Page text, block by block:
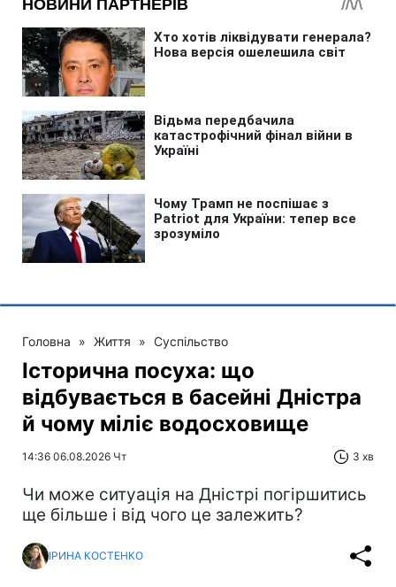
Головна » Життя » Суспільство
Історична посуха: що
відбувається в басейні Дністра
й чому міліє водосховище
14:36 06.08.2026 Чт 3 хв
Чи може ситуація на Дністрі погіршитись
ще більше і від чого це залежить?
ІРИНА КОСТЕНКО